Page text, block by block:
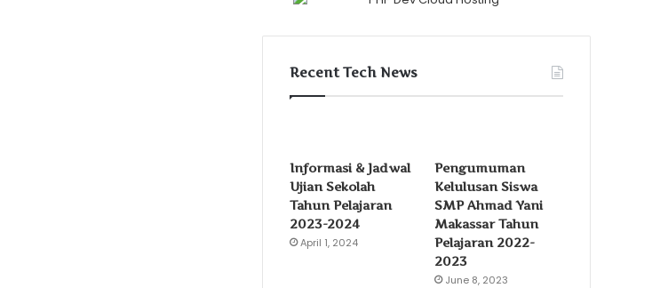
Recent Tech News
Informasi & Jadwal
Ujian Sekolah
Tahun Pelajaran
2023-2024
April 1, 2024
Pengumuman
Kelulusan Siswa
SMP Ahmad Yani
Makassar Tahun
Pelajaran 2022-
2023
June 8, 2023